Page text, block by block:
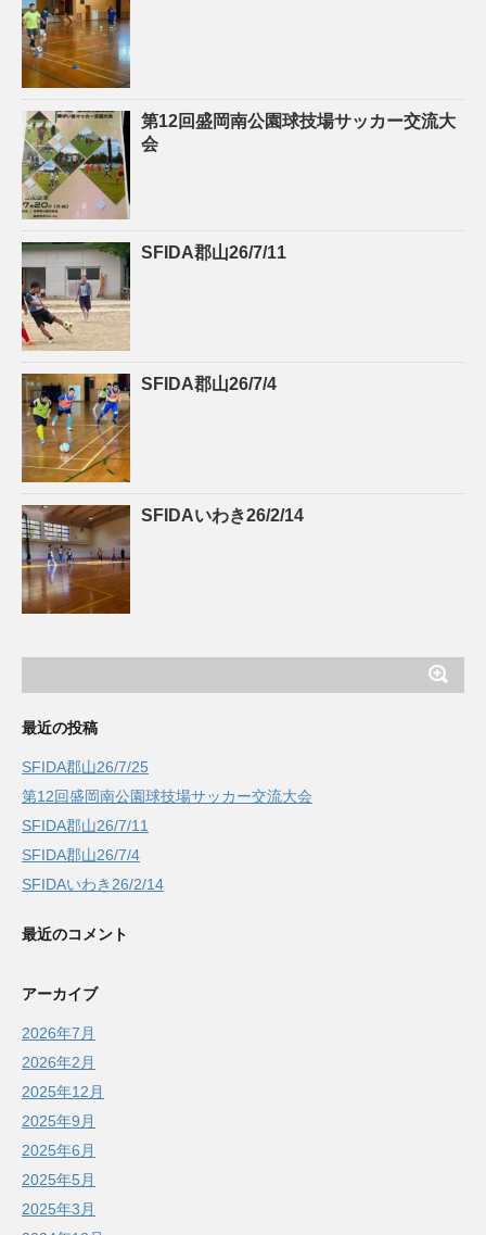
第12回盛岡南公園球技場サッカー交流大
会
SFIDA郡山26/7/11
SFIDA郡山26/7/4
SFIDAいわき26/2/14
最近の投稿
SFIDA郡山26/7/25
第12回盛岡南公園球技場サッカー交流大会
SFIDA郡山26/7/11
SFIDA郡山26/7/4
SFIDAいわき26/2/14
最近のコメント
アーカイブ
2026年7月
2026年2月
2025年12月
2025年9月
2025年6月
2025年5月
2025年3月